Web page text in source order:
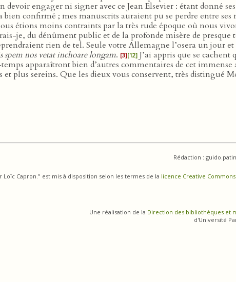
devoir engager ni signer avec ce Jean Elsevier : étant donné
bien confirmé ; mes manuscrits auraient pu se perdre entre
étions moins contraints par la très rude époque où nous
je, du dénûment public et de la profonde misère de
rien de tel. Seule votre Allemagne l’osera un jour et
nos vetat inchoare longam. [3][12] J’ai appris que se cachent
apparaîtront bien d’autres commentaires de cet
plus sereins. Que les dieux vous conservent, très distingué
Rédaction :
Loïc Capron." est mis à disposition selon les termes de la licence Creative
Une réalisation de la Direction des bibliothèques et
d'Université